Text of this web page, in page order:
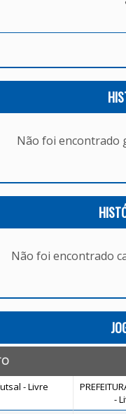
Não foi encontrado
Não foi encontrado
- Livre
-